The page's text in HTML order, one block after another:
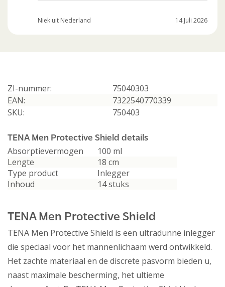
Niek uit Nederland 14 Juli 2026
ZI-nummer:
75040303
EAN:
7322540770339
SKU:
750403
TENA Men Protective Shield details
Absorptievermogen
100 ml
Lengte
18 cm
Type product
Inlegger
Inhoud
14 stuks
TENA Men Protective Shield
TENA Men Protective Shield is een ultradunne inlegger
die speciaal voor het mannenlichaam werd ontwikkeld.
Het zachte materiaal en de discrete pasvorm bieden u,
naast maximale bescherming, het ultieme